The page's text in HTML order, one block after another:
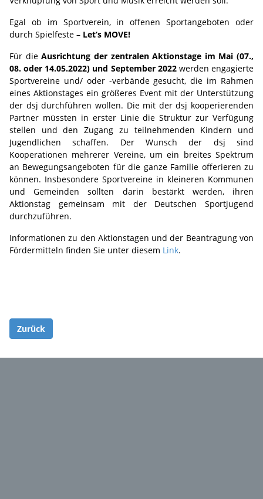
Egal ob im Sportverein, in offenen Sportangeboten oder
durch Spielfeste – Let’s MOVE!
Für dieAusrichtung der zentralen Aktionstage im Mai (07.,
08. oder 14.05.2022) und September 2022werden engagierte
Sportvereine und/ oder -verbände gesucht, die im Rahmen
eines Aktionstages ein größeres Event mit der Unterstützung
der dsj durchführen wollen. Die mit der dsj kooperierenden
Partner müssten in erster Linie die Struktur zur Verfügung
stellen und den Zugang zu teilnehmenden Kindern und
Jugendlichen schaffen. Der Wunsch der dsj sind
Kooperationen mehrerer Vereine, um ein breites Spektrum
an Bewegungsangeboten für die ganze Familie offerieren zu
können. Insbesondere Sportvereine in kleineren Kommunen
und Gemeinden sollten darin bestärkt werden, ihren
Aktionstag gemeinsam mit der Deutschen Sportjugend
durchzuführen.
Informationen zu den Aktionstagen und der Beantragung von
Fördermitteln finden Sie unter diesem Link.
Zurück